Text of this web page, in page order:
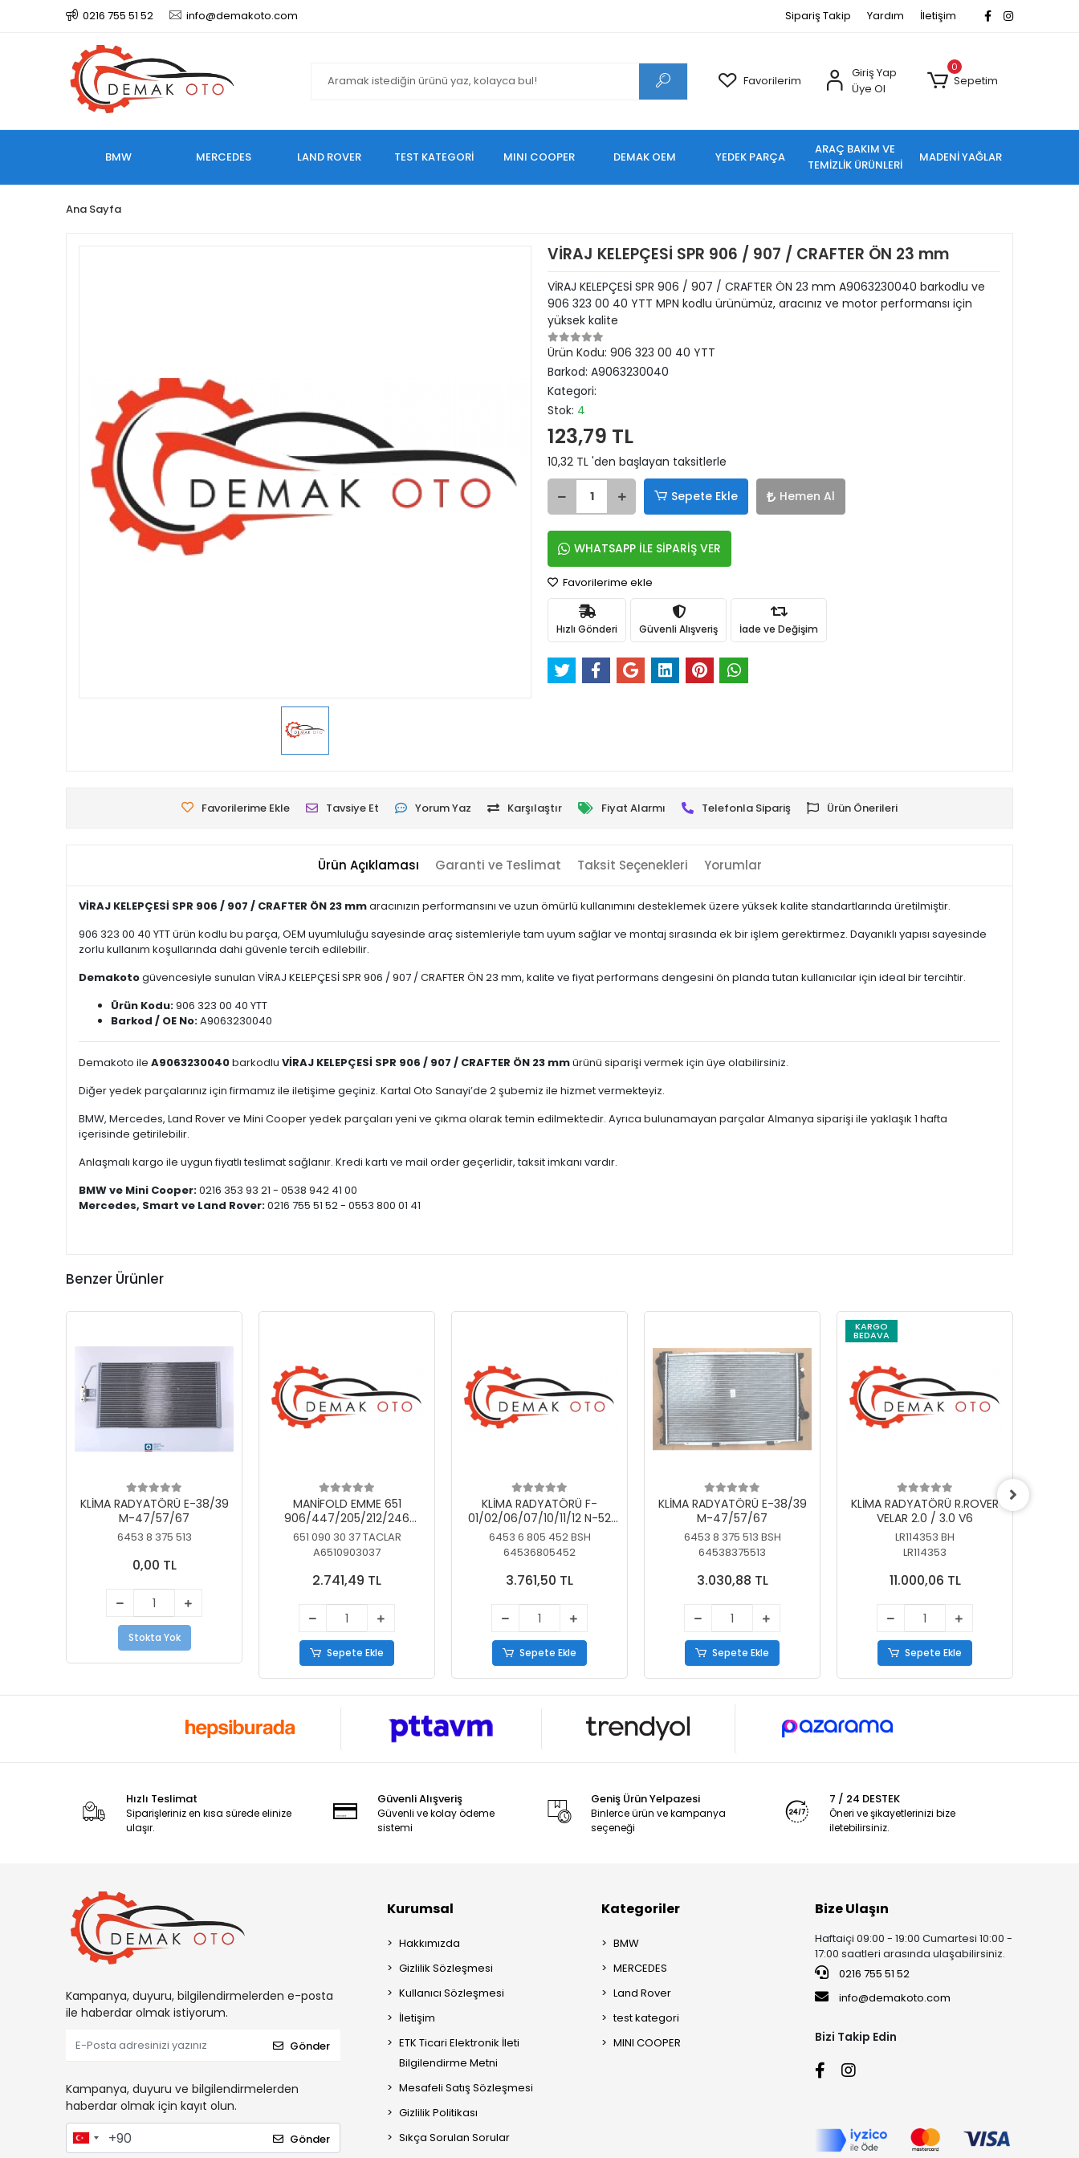
0216 755 51 52 info@demakoto.com Sipariş Takip Yardım İletişim
Favorilerim
Giriş Yap
Üye Ol
0
Sepetim
BMW MERCEDES LAND ROVER TEST KATEGORİ MINI COOPER DEMAK OEM YEDEK PARÇA
ARAÇ BAKIM VE
TEMİZLİK ÜRÜNLERİ
MADENİ YAĞLAR
Ana Sayfa
VİRAJ KELEPÇESİ SPR 906 / 907 / CRAFTER ÖN 23 mm
VİRAJ KELEPÇESİ SPR 906 / 907 / CRAFTER ÖN 23 mm A9063230040 barkodlu ve
906 323 00 40 YTT MPN kodlu ürünümüz, aracınız ve motor performansı için
yüksek kalite
Ürün Kodu: 906 323 00 40 YTT
Barkod: A9063230040
Kategori:
Stok: 4
123,79 TL
10,32 TL 'den başlayan taksitlerle
Sepete Ekle Hemen Al
WHATSAPP İLE SİPARİŞ VER
Favorilerime ekle
Hızlı Gönderi Güvenli Alışveriş İade ve Değişim
Favorilerime Ekle Tavsiye Et Yorum Yaz Karşılaştır Fiyat Alarmı Telefonla Sipariş Ürün Önerileri
Ürün Açıklaması Garanti ve Teslimat Taksit Seçenekleri Yorumlar
VİRAJ KELEPÇESİ SPR 906 / 907 / CRAFTER ÖN 23 mmaracınızın performansını ve uzun ömürlü kullanımını desteklemek üzere yüksek kalite standartlarında üretilmiştir.
906 323 00 40 YTT ürün kodlu bu parça, OEM uyumluluğu sayesinde araç sistemleriyle tam uyum sağlar ve montaj sırasında ek bir işlem gerektirmez. Dayanıklı yapısı sayesinde
zorlu kullanım koşullarında dahi güvenle tercih edilebilir.
Demakotogüvencesiyle sunulan VİRAJ KELEPÇESİ SPR 906 / 907 / CRAFTER ÖN 23 mm, kalite ve fiyat performans dengesini ön planda tutan kullanıcılar için ideal bir tercihtir.
Ürün Kodu:906 323 00 40 YTT
Barkod / OE No:A9063230040
Demakoto ile A9063230040barkodlu VİRAJ KELEPÇESİ SPR 906 / 907 / CRAFTER ÖN 23 mmürünü siparişi vermek için üye olabilirsiniz.
Diğer yedek parçalarınız için firmamız ile iletişime geçiniz. Kartal Oto Sanayi’de 2 şubemiz ile hizmet vermekteyiz.
BMW, Mercedes, Land Rover ve Mini Cooper yedek parçaları yeni ve çıkma olarak temin edilmektedir. Ayrıca bulunamayan parçalar Almanya siparişi ile yaklaşık 1 hafta
içerisinde getirilebilir.
Anlaşmalı kargo ile uygun fiyatlı teslimat sağlanır. Kredi kartı ve mail order geçerlidir, taksit imkanı vardır.
BMW ve Mini Cooper:0216 353 93 21 - 0538 942 41 00
Mercedes, Smart ve Land Rover:0216 755 51 52 - 0553 800 01 41
Benzer Ürünler
KLİMA RADYATÖRÜ E-38/39
M-47/57/67
6453 8 375 513
0,00 TL
Stokta Yok
MANİFOLD EMME 651
906/447/205/212/246
KELEBEKSİZ
651 090 30 37 TACLAR
A6510903037
2.741,49 TL
Sepete Ekle
KLİMA RADYATÖRÜ F-
01/02/06/07/10/11/12 N-52
N/N-53/57/63
6453 6 805 452 BSH
64536805452
3.761,50 TL
Sepete Ekle
KLİMA RADYATÖRÜ E-38/39
M-47/57/67
6453 8 375 513 BSH
64538375513
3.030,88 TL
Sepete Ekle
KARGO
BEDAVA
KLİMA RADYATÖRÜ R.ROVER
VELAR 2.0 / 3.0 V6
LR114353 BH
LR114353
11.000,06 TL
Sepete Ekle
Hızlı Teslimat
Siparişleriniz en kısa sürede elinize
ulaşır.
Güvenli Alışveriş
Güvenli ve kolay ödeme
sistemi
Geniş Ürün Yelpazesi
Binlerce ürün ve kampanya
seçeneği
7 / 24 DESTEK
Öneri ve şikayetlerinizi bize
iletebilirsiniz.
Kampanya, duyuru, bilgilendirmelerden e-posta
ile haberdar olmak istiyorum.
Gönder
Kampanya, duyuru ve bilgilendirmelerden
haberdar olmak için kayıt olun.
Gönder
Kurumsal
Hakkımızda
Gizlilik Sözleşmesi
Kullanıcı Sözleşmesi
İletişim
ETK Ticari Elektronik İleti
Bilgilendirme Metni
Mesafeli Satış Sözleşmesi
Gizlilik Politikası
Sıkça Sorulan Sorular
Kategoriler
BMW
MERCEDES
Land Rover
test kategori
MINI COOPER
Bize Ulaşın
Haftaiçi 09:00 - 19:00 Cumartesi 10:00 -
17:00 saatleri arasında ulaşabilirsiniz.
0216 755 51 52
info@demakoto.com
Bizi Takip Edin